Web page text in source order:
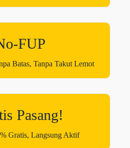
FUP
Batas, Tanpa Takut Lemot
Pasang!
Gratis, Langsung Aktif